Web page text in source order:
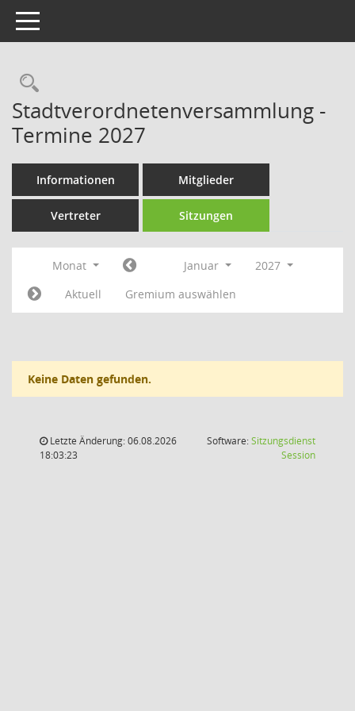
Toggle navigation
Rechercheauswahl
Stadtverordnetenversammlung -
Termine 2027
Informationen Mitglieder
Vertreter Sitzungen
Monat Januar
2027
Aktuell
Gremium auswählen
Keine Daten gefunden.
Letzte Änderung: 06.08.2026
18:03:23
Software:Sitzungsdienst
Session(Wird in